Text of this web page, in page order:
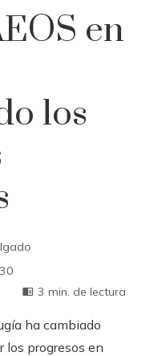
en
los
3 min. de lectura
ha cambiado
los progresos en